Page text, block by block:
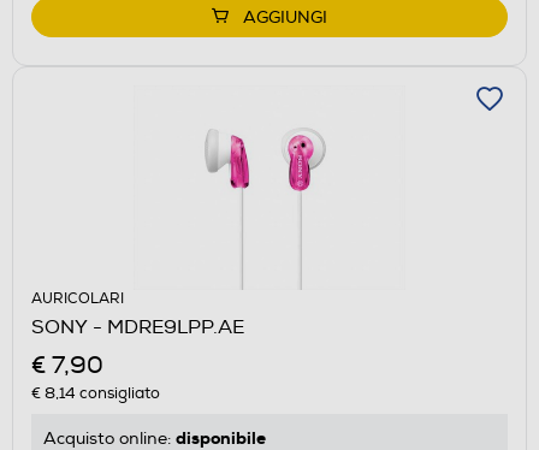
AGGIUNGI
AURICOLARI
SONY - MDRE9LPP.AE
€ 7,90
€ 8,14 consigliato
Acquisto online: disponibile